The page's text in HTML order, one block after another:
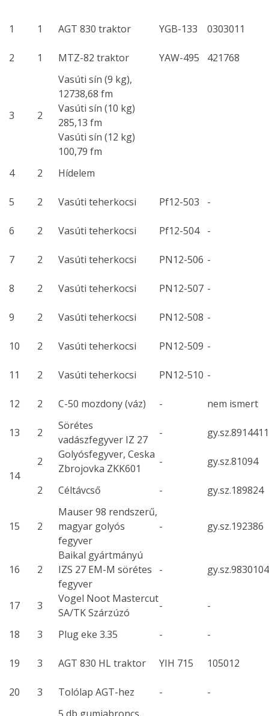
1 1 AGT 830 traktor YGB-133 0303011
2 1 MTZ-82 traktor YAW-495 421768
3 2
Vasúti sín (9 kg),
12738,68 fm
Vasúti sín (10 kg)
285,13 fm
Vasúti sín (12 kg)
100,79 fm
4
2 Hídelem
5 2 Vasúti teherkocsi Pf12-503 -
6 2 Vasúti teherkocsi Pf12-504 -
7 2 Vasúti teherkocsi PN12-506 -
8 2 Vasúti teherkocsi PN12-507 -
9 2 Vasúti teherkocsi PN12-508 -
10 2 Vasúti teherkocsi PN12-509 -
11 2 Vasúti teherkocsi PN12-510 -
12 2 C-50 mozdony (váz) - nem ismert
13 2
Sörétes
vadászfegyver IZ 27
- gy.sz.8914411
14
2
Golyósfegyver, Ceska
Zbrojovka ZKK601
- gy.sz.81094
2 Céltávcső - gy.sz.189824
15 2
Mauser 98 rendszerű,
magyar golyós
fegyver
- gy.sz.192386
16 2
Baikal gyártmányú
IZS 27 EM-M sörétes
fegyver
- gy.sz.9830104
17 3
Vogel Noot Mastercut
SA/TK Szárzúzó
- -
18 3 Plug eke 3.35 - -
19 3 AGT 830 HL traktor YIH 715 105012
20 3 Tolólap AGT-hez - -